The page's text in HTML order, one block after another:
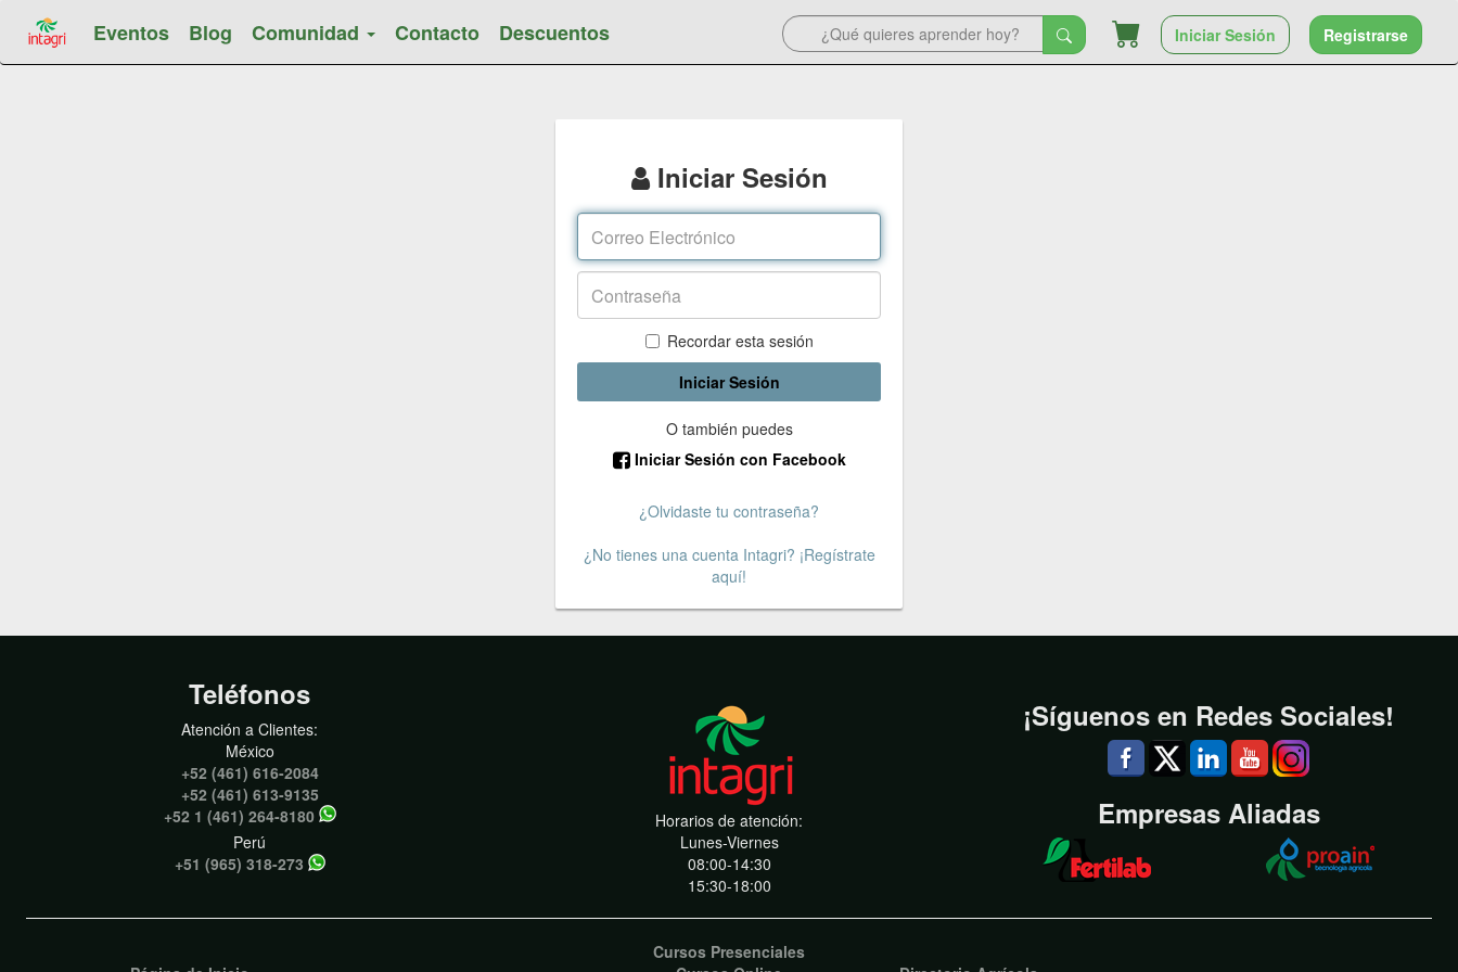
Eventos Blog Comunidad Contacto Descuentos Iniciar Sesión Registrarse
Iniciar Sesión
Recordar esta sesión
Iniciar Sesión
O también puedes
Iniciar Sesión con Facebook
¿Olvidaste tu contraseña?
¿No tienes una cuenta Intagri? ¡Regístrate
aquí!
Teléfonos
Atención a Clientes:
México
+52 (461) 616-2084
+52 (461) 613-9135
+52 1 (461) 264-8180
Perú
+51 (965) 318-273
Horarios de atención:
Lunes-Viernes
08:00-14:30
15:30-18:00
¡Síguenos en Redes Sociales!
Empresas Aliadas
Cursos Presenciales